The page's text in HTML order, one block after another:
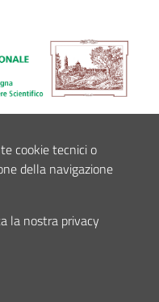
cookie tecnici o
della navigazione
la nostra privacy